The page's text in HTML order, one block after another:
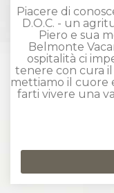
Piacere di
D.O.C. - un
Piero e sua
Belmonte
ospitalità ci
tenere con cura il
mettiamo il cuore
farti vivere una